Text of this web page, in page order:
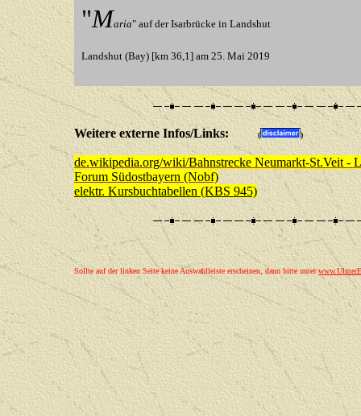
"Maria" auf der Isarbrücke in Landshut
Landshut (Bay) [km 36,1] am 25. Mai 2019
Weitere externe Infos/Links: ( )
de.wikipedia.org/wiki/Bahnstrecke Neumarkt-St.Veit -
Forum Südostbayern (Nobf)
elektr. Kursbuchtabellen (KBS 945)
Sollte auf der linken Seite keine Auswahlleiste erscheinen, dann bitte unter